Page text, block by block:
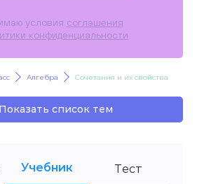
условия соглашения
конфиденциальности
Алгебра Сочетания и их свойства
Показать список тем
Учебник Тест